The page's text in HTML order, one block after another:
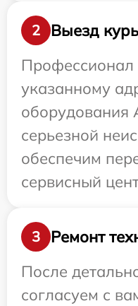
2
Выезд
Профессионал
указанному
оборудования
серьезной
обеспечим
сервисный
3
Ремонт
После
согласуем с